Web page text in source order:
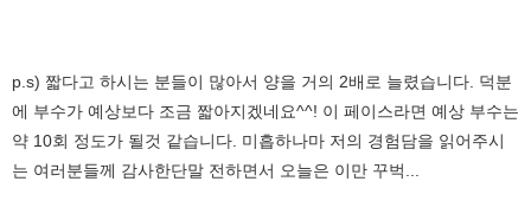
p.s) 짧다고 하시는 분들이 많아서 양을 거의 2배로 늘렸습니다. 덕분
에 부수가 예상보다 조금 짧아지겠네요^^! 이 페이스라면 예상 부수는
약 10회 정도가 될것 같습니다. 미흡하나마 저의 경험담을 읽어주시
는 여러분들께 감사한단말 전하면서 오늘은 이만 꾸벅...